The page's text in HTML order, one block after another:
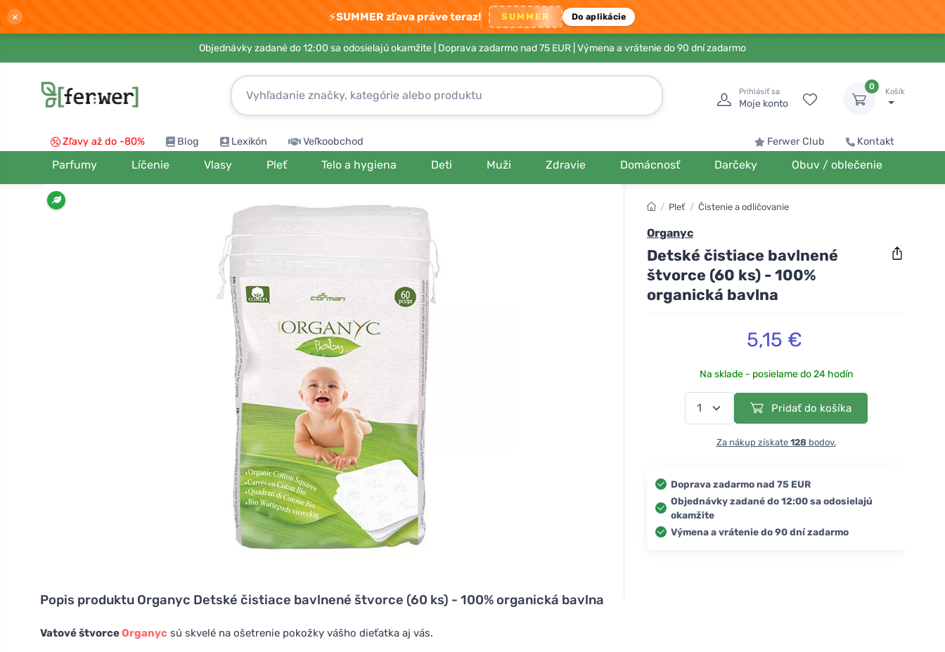
× ⚡SUMMER zľava práve teraz! SUMMER Do aplikácie
Objednávky zadané do 12:00 sa odosielajú okamžite | Doprava zadarmo nad 75 EUR | Výmena a vrátenie do 90 dní zadarmo
Prihlásiť sa
Moje konto
0
Košík
Zľavy až do -80% Blog Lexikón Veľkoobchod Ferwer Club Kontakt
Parfumy Líčenie Vlasy Pleť Telo a hygiena Deti Muži Zdravie Domácnosť Darčeky Obuv / oblečenie
Popis produktu Organyc Detské čistiace bavlnené štvorce (60 ks) - 100% organická bavlna
Vatové štvorceOrganyc sú skvelé na ošetrenie pokožky vášho dieťatka aj vás.
/ Pleť / Čistenie a odličovanie
Organyc
Detské čistiace bavlnené
štvorce (60 ks) - 100%
organická bavlna
5,15 €
Na sklade - posielame do 24 hodín
Pridať do košíka
Za nákup získate 128bodov.
Doprava zadarmo nad 75 EUR
Objednávky zadané do 12:00 sa odosielajú
okamžite
Výmena a vrátenie do 90 dní zadarmo